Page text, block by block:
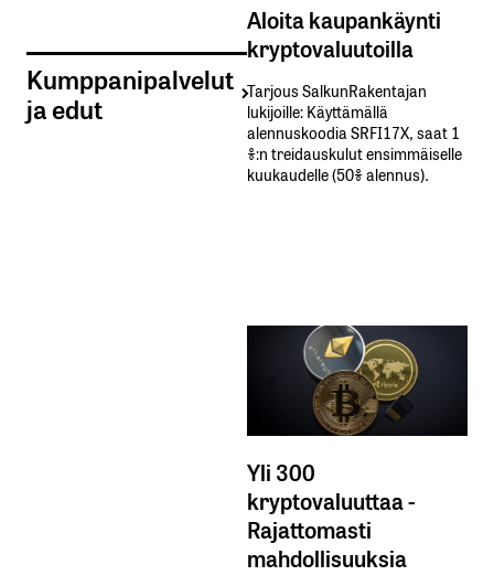
Kumppanipalvelut
ja edut
Aloita kaupankäynti
kryptovaluutoilla
Tarjous SalkunRakentajan
lukijoille: Käyttämällä​ ​
alennuskoodia​ ​SRFI17X,​ ​saat​ ​1
%:n treidauskulut​ ​ensimmäiselle​ ​
kuukaudelle​ ​(50%​ ​alennus).
Yli 300
kryptovaluuttaa -
Rajattomasti
mahdollisuuksia